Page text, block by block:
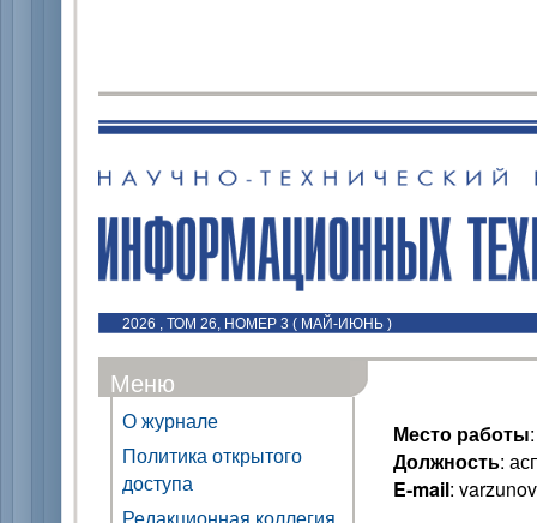
2026 , ТОМ 26, НОМЕР 3 ( МАЙ-ИЮНЬ )
Меню
О журнале
Политика открытого
доступа
Место работы
Должность:
E-mail: